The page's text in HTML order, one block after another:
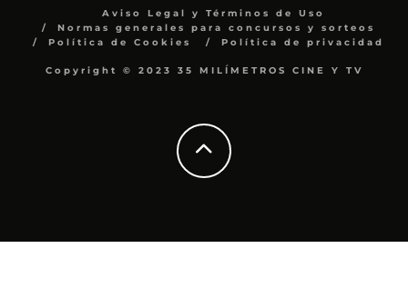
Aviso Legal y Términos de Uso
Normas generales para concursos y sorteos
Política de Cookies
Política de privacidad
Copyright © 2023 35 MILÍMETROS CINE Y TV